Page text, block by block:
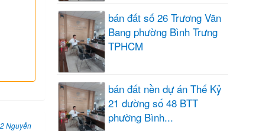
Nguyễn
bán đất số 26 Trương Văn
Bang phường Bình Trưng
TPHCM
bán đất nền dự án Thế Kỷ
21 đường số 48 BTT
phường Bình...